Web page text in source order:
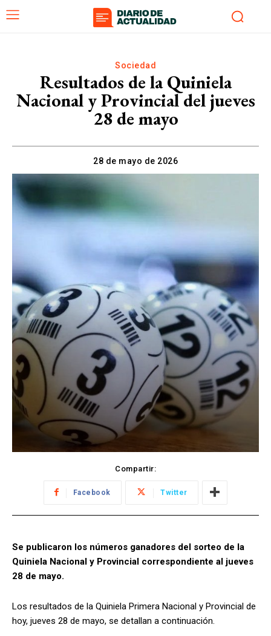
Sociedad
Resultados de la Quiniela
Nacional y Provincial del jueves
28 de mayo
28 de mayo de 2026
Compartir:
Facebook Twitter
Se publicaron los números ganadores del sorteo de la
Quiniela Nacional y Provincial correspondiente al jueves
28 de mayo.
Los resultados de la Quiniela Primera Nacional y Provincial de
hoy, jueves 28 de mayo, se detallan a continuación.